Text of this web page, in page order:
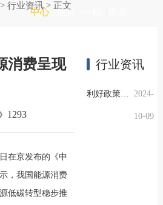
中心 信息
行业资讯> 正文
消费呈现
1293
在京发布的《中
，我国能源消费
低碳转型稳步推
行业资讯
利好政策提振钢市信心，四季度行业需求或小幅上升 2024-
10-09